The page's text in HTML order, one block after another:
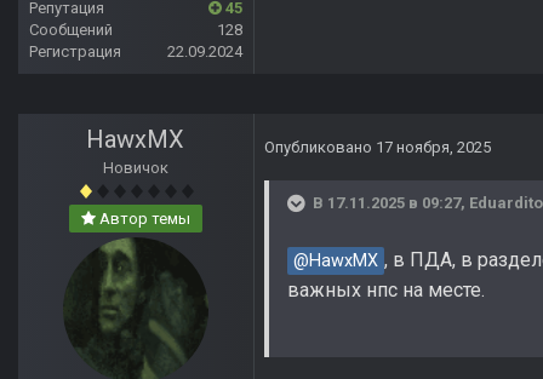
Репутация
45
Сообщений
128
Регистрация
22.09.2024
HawxMX
Новичок
Автор темы
Опубликовано 17 ноября, 2025
В 17.11.2025 в 09:27, Eduardito
@HawxMX , в ПДА, в
важных нпс на месте.